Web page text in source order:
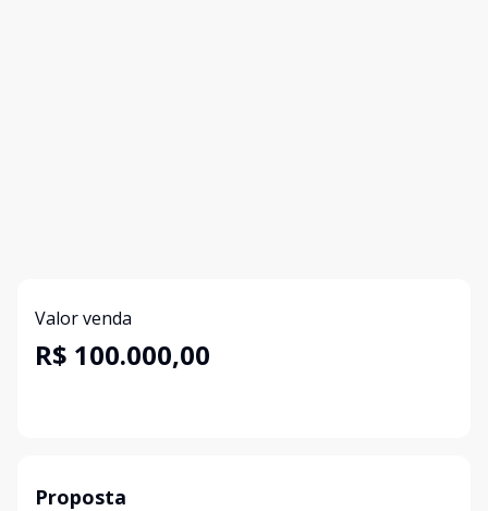
Valor venda
R$ 100.000,00
Proposta